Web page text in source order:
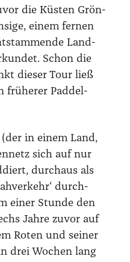
die Küs­ten Grön­
einem fer­nen
Land­
Schon die
die­ser Tour ließ
frü­he­rer Pad­del­
in einem Land,
sich auf nur
durch­aus als
durch­
einer Stun­de den
Jah­re zuvor auf
Roten und sei­ner
drei Wochen lang